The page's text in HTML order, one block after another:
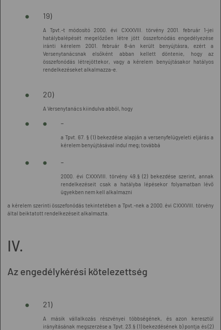
19)
A Tpvt.-t módosító 2000. évi CXXXVIII. törvény 2001. február 1-jei
hatálybalépését megelőzően létre jött összefonódás engedélyezése
iránti kérelem 2001. február 8-án került benyújtásra, ezért a
Versenytanácsnak elsőként abban kellett döntenie, hogy az
összefonódás létrejöttekor, vagy a kérelem benyújtásakor hatályos
rendelkezéseket alkalmazza-e.
20)
A Versenytanács kiindulva abból, hogy
-
a Tpvt. 67. § (1) bekezdése alapján a versenyfelügyeleti eljárás a
kérelem benyújtásával indul meg; továbbá
-
2000. évi CXXXVIII. törvény 49.§ (2) bekezdése szerint, annak
rendelkezéseit csak a hatályba lépésekor folyamatban lévő
ügyekben nem kell alkalmazni
a kérelem szerinti összefonódás tekintetében a Tpvt.-nek a 2000. évi CXXXVIII. törvény
által beiktatott rendelkezéseit alkalmazta.
IV.
Az engedélykérési kötelezettség
21)
A másik vállalkozás részvényei többségének, és azon keresztül
irányításának megszerzése a Tpvt. 23.§ (1) bekezdésének b) pontja és (2)